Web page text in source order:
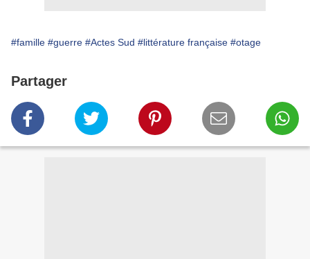
#famille #guerre #Actes Sud #littérature française #otage
Partager